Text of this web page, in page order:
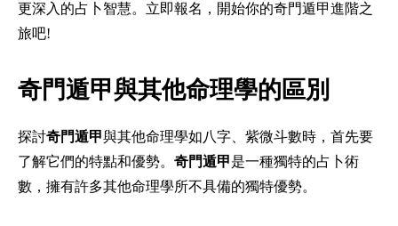
更深入的占卜智慧。立即報名，開始你的奇門遁甲進階之
旅吧!
奇門遁甲與其他命理學的區別
探討奇門遁甲與其他命理學如八字、紫微斗數時，首先要
了解它們的特點和優勢。 奇門遁甲是一種獨特的占卜術
數，擁有許多其他命理學所不具備的獨特優勢。